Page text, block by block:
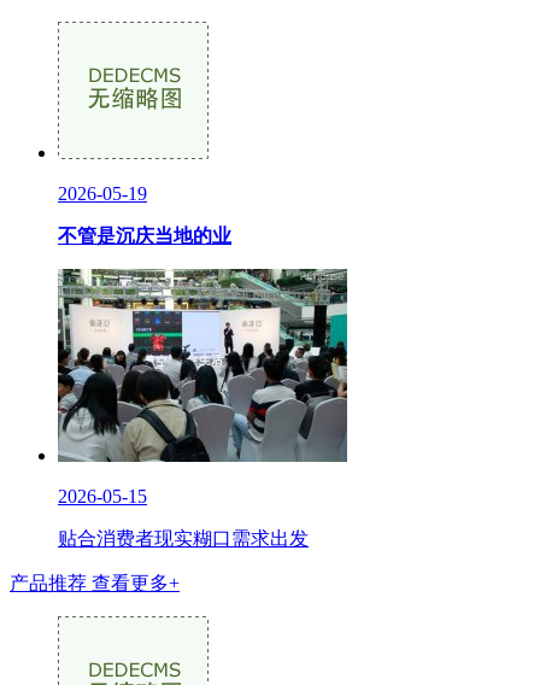
2026-05-19
不管是沉庆当地的业
2026-05-15
贴合消费者现实糊口需求出发
产品推荐 查看更多+